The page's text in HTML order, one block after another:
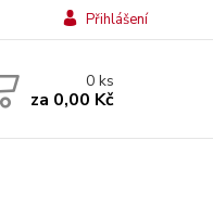
Přihlášení
0ks
za 0,00 Kč